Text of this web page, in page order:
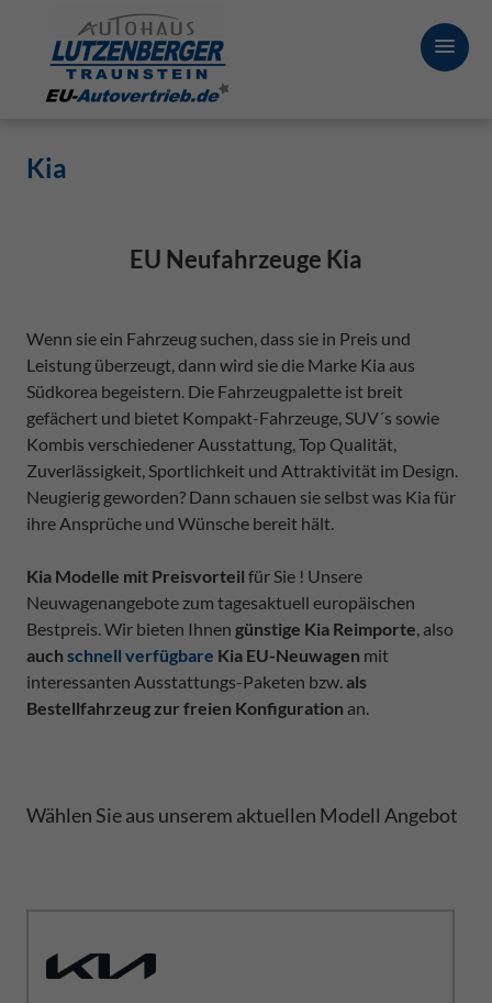
Kia
EU Neufahrzeuge Kia
Wenn sie ein Fahrzeug suchen, dass sie in Preis und
Leistung überzeugt, dann wird sie die Marke Kia aus
Südkorea begeistern. Die Fahrzeugpalette ist breit
gefächert und bietet Kompakt-Fahrzeuge, SUV´s sowie
Kombis verschiedener Ausstattung, Top Qualität,
Zuverlässigkeit, Sportlichkeit und Attraktivität im Design.
Neugierig geworden? Dann schauen sie selbst was Kia für
ihre Ansprüche und Wünsche bereit hält.
Kia Modelle mit Preisvorteil für Sie ! Unsere
Neuwagenangebote zum tagesaktuell europäischen
Bestpreis. Wir bieten Ihnen günstige Kia Reimporte, also
auch schnell verfügbare Kia EU-Neuwagen mit
interessanten Ausstattungs-Paketen bzw.als
Bestellfahrzeug zur freien Konfiguration an.
Wählen Sie aus unserem aktuellen Modell Angebot